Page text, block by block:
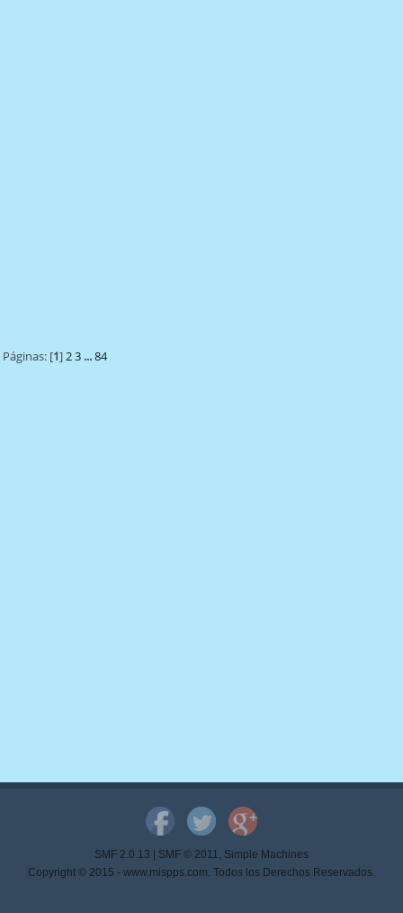
Páginas: [1]2 3 ...84
SMF 2.0.13 SMF © 2011, Simple Machines
Copyright © 2015 - www.mispps.com. Todos los Derechos Reservados.